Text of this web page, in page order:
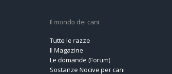
Il mondo dei cani
Tutte le razze
Il Magazine
Le domande (Forum)
Sostanze Nocive per cani